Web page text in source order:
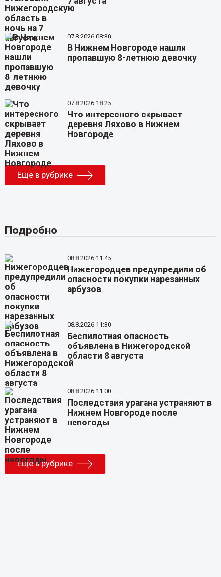
07.8.2026 08:30
В Нижнем Новгороде нашли
пропавшую 8-летнюю девочку
07.8.2026 18:25
Что интересного скрывает
деревня Ляхово в Нижнем
Новгороде
Еще в рубрике
Подробно
08.8.2026 11:45
Нижегородцев предупредили об
опасности покупки нарезанных
арбузов
08.8.2026 11:30
Беспилотная опасность
объявлена в Нижегородской
области 8 августа
08.8.2026 11:00
Последствия урагана устраняют в
Нижнем Новгороде после
непогоды
Еще в рубрике